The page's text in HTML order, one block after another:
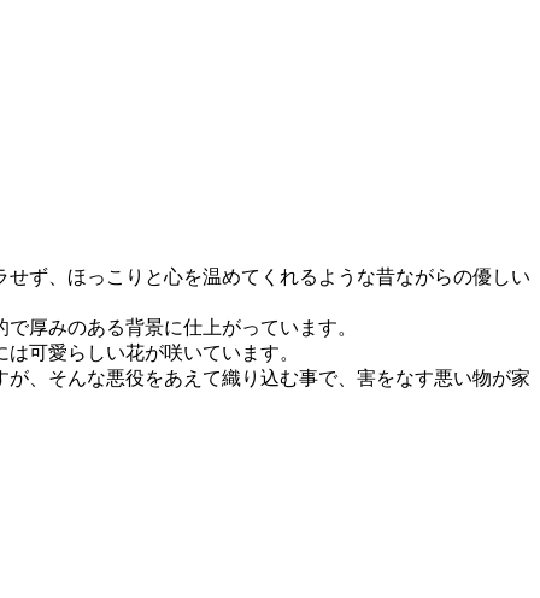
ず、ほっこりと心を温めてくれるような昔ながらの優しい
厚みのある背景に仕上がっています。
は可愛らしい花が咲いています。
、そんな悪役をあえて織り込む事で、害をなす悪い物が家